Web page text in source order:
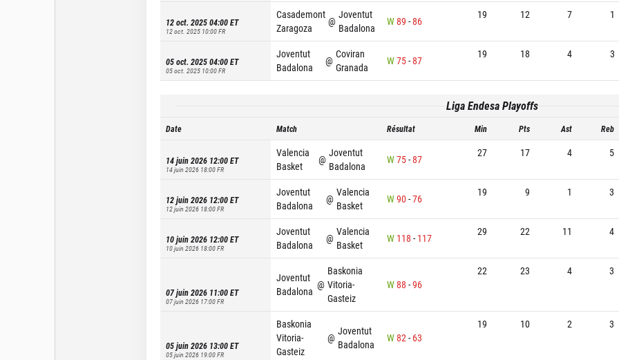
12 oct. 2025 04:00ET
12 oct. 2025 10:00FR
Casademont
Zaragoza
@
Joventut
Badalona
W89 -86
19 12 7 1
05 oct. 2025 04:00ET
05 oct. 2025 10:00FR
Joventut
Badalona
@
Coviran
Granada
W75-87
19 18 4 3
Liga Endesa Playoffs
Date Match Résultat Min Pts Ast Reb
14 juin 2026 12:00ET
14 juin 2026 18:00FR
Valencia
Basket
@
Joventut
Badalona
W75-87
27 17 4 5
12 juin 2026 12:00ET
12 juin 2026 18:00FR
Joventut
Badalona
@
Valencia
Basket
W90-76
19 9 1 3
10 juin 2026 12:00ET
10 juin 2026 18:00FR
Joventut
Badalona
@
Valencia
Basket
W 118 - 117
29 22 11 4
07 juin 2026 11:00ET
07 juin 2026 17:00FR
Joventut
Badalona
@
Baskonia
Vitoria-
Gasteiz
W88 -96
22 23 4 3
05 juin 2026 13:00ET
05 juin 2026 19:00FR
Baskonia
Vitoria-
Gasteiz
@
Joventut
Badalona
W82- 63
19 10 2 3